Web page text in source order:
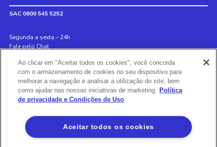
SAC 0800 545 5252
Segunda a sexta – 24h
Fale pelo Chat
Internacional +55 31 3078 8152
Deficiente auditivo 0800 970 6993
Ouvidoria 0800 726 8889
Banco BS2
Via Olímpia, São Paulo, SP 04547-130, Brasil, 3003-5202
Ao clicar em "Aceitar todos os cookies", você concorda
com o armazenamento de cookies no seu dispositivo para
melhorar a navegação e analisar a utilização do site, bem
como ajudar nas nossas iniciativas de marketing. Política
de privacidade e Condições de Uso
Aceitar todos os cookies